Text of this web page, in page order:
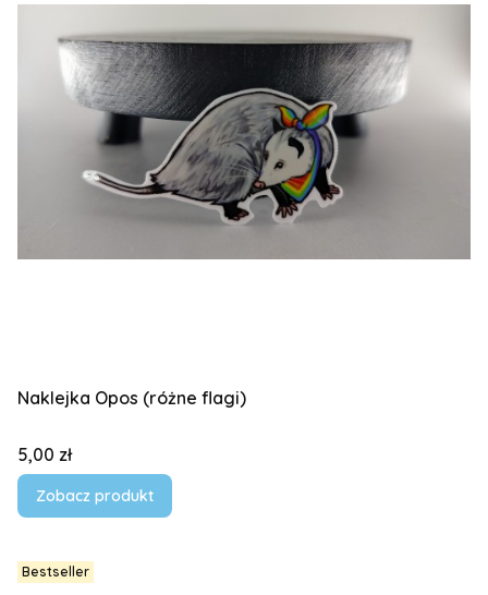
Naklejka Opos (różne flagi)
Cena
5,00 zł
Zobacz produkt
Bestseller